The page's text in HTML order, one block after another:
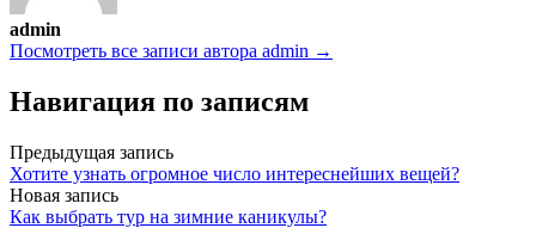
admin
Посмотреть все записи автора admin →
Навигация по записям
Предыдущая запись
Хотите узнать огромное число интереснейших вещей?
Новая запись
Как выбрать тур на зимние каникулы?